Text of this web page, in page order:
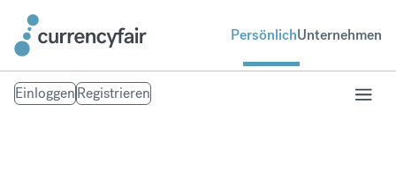
PersönlichUnternehmen
EinloggenRegistrieren